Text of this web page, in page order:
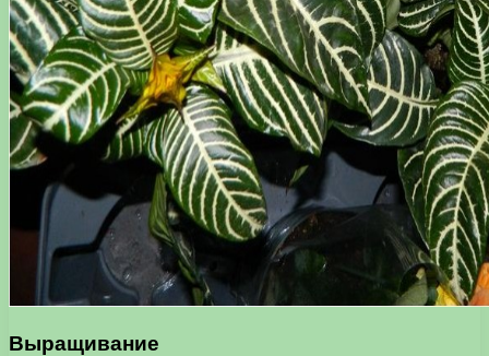
Выращивание